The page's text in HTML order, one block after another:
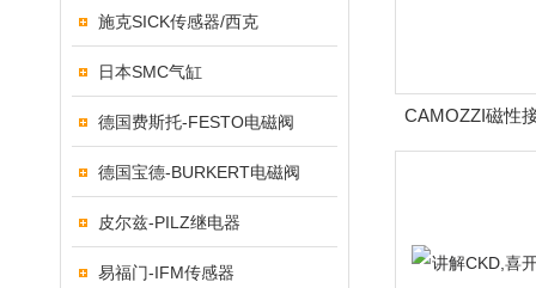
施克SICK传感器/西克
日本SMC气缸
德国费斯托-FESTO电磁阀
德国宝德-BURKERT电磁阀
皮尔兹-PILZ继电器
易福门-IFM传感器
CAMOZZI磁性
说